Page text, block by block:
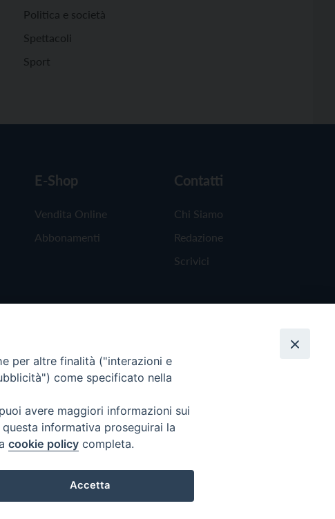
Politica e società
Spettacoli
Sport
E-Shop
Vendita Online
Abbonamenti
Contatti
Chi Siamo
Redazione
Scrivici
per altre finalità ("interazioni e
come specificato nella
avere maggiori informazioni sui
informativa proseguirai la
cookie policy completa.
Accetta